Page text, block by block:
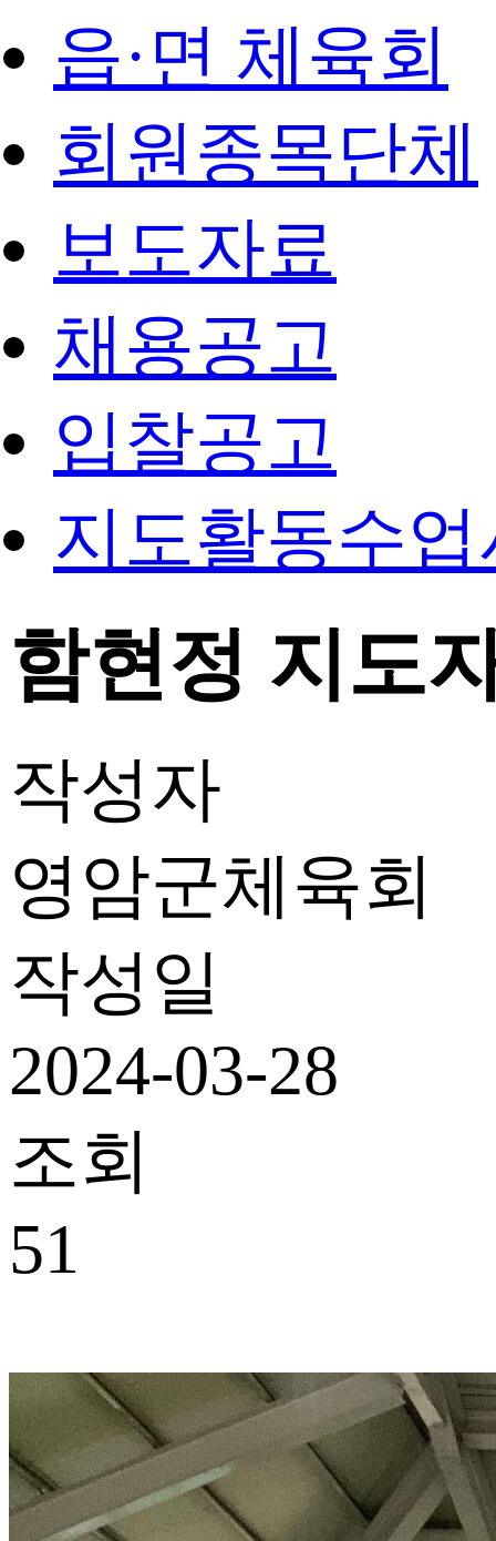
읍·면 체육회
회원종목단체
보도자료
채용공고
입찰공고
지도활동수
함현정 지도
작성자
영암군체육회
작성일
2024-03-28
조회
51